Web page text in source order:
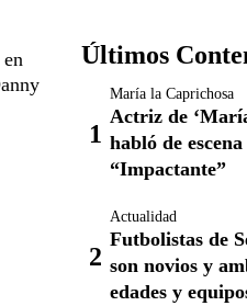
Últimos
María la Caprichosa
Actriz de
habló de
“Impactante”
Actualidad
Futbolistas de
son novios y
edades y